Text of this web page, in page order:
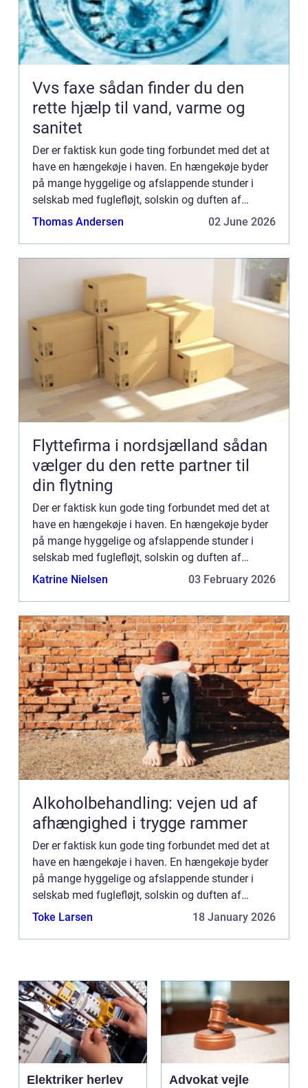
Vvs faxe sådan finder du den
rette hjælp til vand, varme og
sanitet
Der er faktisk kun gode ting forbundet med det at
have en hængekøje i haven. En hængekøje byder
på mange hyggelige og afslappende stunder i
selskab med fuglefløjt, solskin og duften af
sommer. Den helt store for...
Thomas Andersen 02 June 2026
Flyttefirma i nordsjælland sådan
vælger du den rette partner til
din flytning
Der er faktisk kun gode ting forbundet med det at
have en hængekøje i haven. En hængekøje byder
på mange hyggelige og afslappende stunder i
selskab med fuglefløjt, solskin og duften af
sommer. Den helt store for...
Katrine Nielsen 03 February 2026
Alkoholbehandling: vejen ud af
afhængighed i trygge rammer
Der er faktisk kun gode ting forbundet med det at
have en hængekøje i haven. En hængekøje byder
på mange hyggelige og afslappende stunder i
selskab med fuglefløjt, solskin og duften af
sommer. Den helt store for...
Toke Larsen 18 January 2026
Elektriker herlev
Advokat vejle